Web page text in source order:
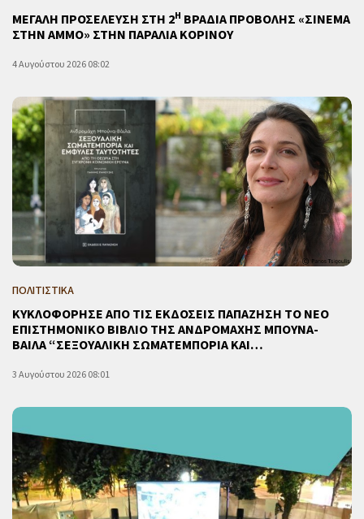
ΜΕΓΑΛΗ ΠΡΟΣΕΛΕΥΣΗ ΣΤΗ 2Η ΒΡΑΔΙΑ ΠΡΟΒΟΛΗΣ «ΣΙΝΕΜΑ
ΣΤΗΝ ΑΜΜΟ» ΣΤΗΝ ΠΑΡΑΛΙΑ ΚΟΡΙΝΟΥ
4 Αυγούστου 2026 08:02
ΠΟΛΙΤΙΣΤΙΚΑ
ΚΥΚΛΟΦΟΡΗΣΕ ΑΠΟ ΤΙΣ ΕΚΔΟΣΕΙΣ ΠΑΠΑΖΗΣΗ ΤΟ ΝΕΟ
ΕΠΙΣΤΗΜΟΝΙΚΟ ΒΙΒΛΙΟ ΤΗΣ ΑΝΔΡΟΜΑΧΗΣ ΜΠΟΥΝΑ-
ΒΑΙΛΑ “ΣΕΞΟΥΑΛΙΚΗ ΣΩΜΑΤΕΜΠΟΡΙΑ ΚΑΙ…
3 Αυγούστου 2026 08:01